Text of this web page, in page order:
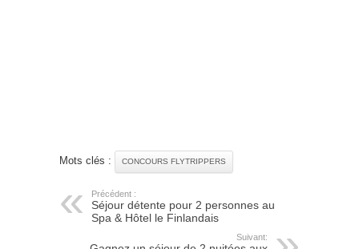
Mots clés : CONCOURS FLYTRIPPERS
Précédent :
Séjour détente pour 2 personnes au
Spa & Hôtel le Finlandais
Suivant: